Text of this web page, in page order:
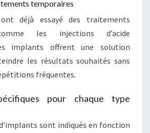
temporaires
déjà essayé des traitements
les injections d’acide
implants offrent une solution
les résultats souhaités sans
fréquentes.
pour chaque type
sont indiqués en fonction